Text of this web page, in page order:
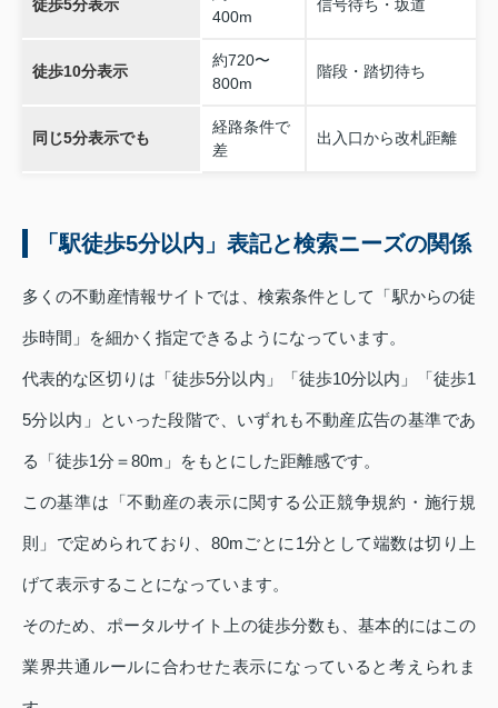
徒歩5分表示
400m
信号待ち・坂道
徒歩10分表示
約720〜
800m
階段・踏切待ち
同じ5分表示でも
経路条件で
差
出入口から改札距離
「駅徒歩5分以内」表記と検索ニーズの関係
多くの不動産情報サイトでは、検索条件として「駅からの徒
歩時間」を細かく指定できるようになっています。
代表的な区切りは「徒歩5分以内」「徒歩10分以内」「徒歩1
5分以内」といった段階で、いずれも不動産広告の基準であ
る「徒歩1分＝80m」をもとにした距離感です。
この基準は「不動産の表示に関する公正競争規約・施行規
則」で定められており、80mごとに1分として端数は切り上
げて表示することになっています。
そのため、ポータルサイト上の徒歩分数も、基本的にはこの
業界共通ルールに合わせた表示になっていると考えられま